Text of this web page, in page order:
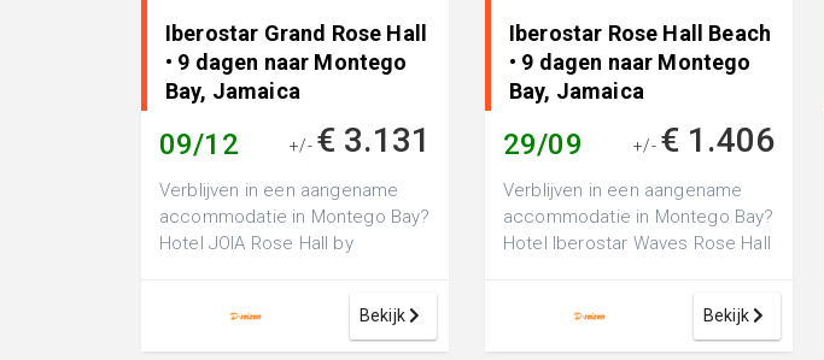
Iberostar Grand Rose Hall
• 9 dagen naar Montego
Bay, Jamaica
09/12 +/- € 3.131
Verblijven in een aangename
accommodatie in Montego Bay?
Hotel JOIA Rose Hall by
Bekijk
Iberostar Rose Hall Beach
• 9 dagen naar Montego
Bay, Jamaica
29/09 +/- € 1.406
Verblijven in een aangename
accommodatie in Montego Bay?
Hotel Iberostar Waves Rose Hall
Bekijk